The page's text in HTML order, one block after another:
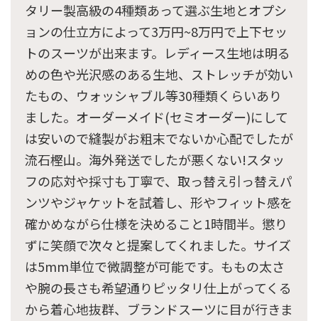
タリー製高級の4種類あって選ぶ生地とオプシ
ョンの仕立方によって3万円~8万円で上下セッ
トのスーツが出来ます。レディース生地は明る
めの色や光沢感のある生地、ストレッチが効い
たもの、ウォッシャブル等30種類くらいあり
ました。オーダーメイド(セミオーダー)にして
は安いので縫製がお粗末でないか心配でしたが
流石樫山。海外発送でしたが悪くない!スタッ
フの応対や採寸も丁寧で、取っ替え引っ替えパ
ンツやジャケットを試着し、形やフィット感を
確かめながら仕様を決めること1時間半。懲り
ずに笑顔で次々と提案してくれました。サイズ
は5mm単位で微調整が可能です。ももの太さ
や腕の長さも希望通りピッタリ仕上がってくる
から着心地抜群、ブランドスーツに目が行きま